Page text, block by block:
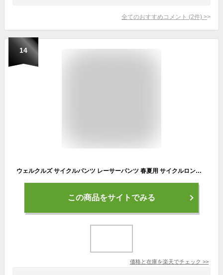
全てのおすすめコメント (2件) >
14
ウェルクルズ サイクルパンツ レーサーパンツ 春夏用 サイクルロングタイツ メンズ 自転車 3Dゲルパッド付 サイクリングパンツ ブラック サイクルウェア サイクルジャージ ロードバイク サイクリング レーパン 自転車ウェア おしゃれ カジュアル 通気性 伸縮性 WL-BB017
この商品をサイトでみる
価格と在庫を楽天でチェック >>